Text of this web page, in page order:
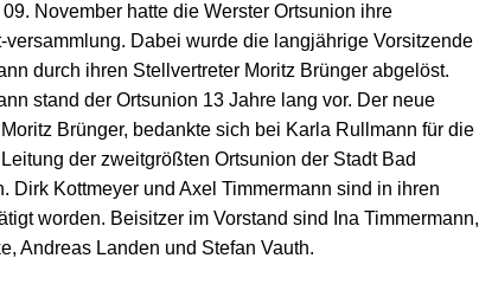
November hatte die Werster Ortsunion ihre
versammlung. Dabei wurde die langjährige Vorsitzende
durch ihren Stellvertreter Moritz Brünger abgelöst.
stand der Ortsunion 13 Jahre lang vor. Der neue
Brünger, bedankte sich bei Karla Rullmann für die
der zweitgrößten Ortsunion der Stadt Bad
Dirk Kottmeyer und Axel Timmermann sind in ihren
worden. Beisitzer im Vorstand sind Ina Timmermann,
And­reas Landen und Stefan Vauth.